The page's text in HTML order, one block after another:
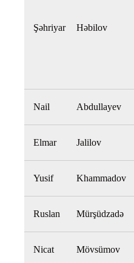
Şəhriyar Həbilov
Nail Abdullayev
Elmar Jalilov
Yusif Khammadov
Ruslan Mürşüdzadə
Nicat Mövsümov